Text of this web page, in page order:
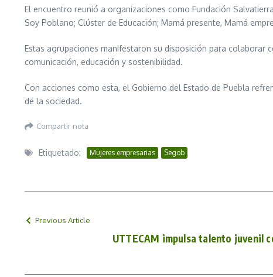
El encuentro reunió a organizaciones como Fundación
Soy Poblano; Clúster de Educación; Mamá presente, Mamá
Estas agrupaciones manifestaron su disposición para
comunicación, educación y sostenibilidad.
Con acciones como esta, el Gobierno del Estado de Puebla
de la sociedad.
Compartir nota
Etiquetado: Mujeres empresarias Segob
Previous Article
UTTECAM impulsa talento juvenil